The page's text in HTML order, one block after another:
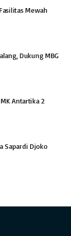
Mewah
Dukung MBG
Antartika 2
Sapardi Djoko